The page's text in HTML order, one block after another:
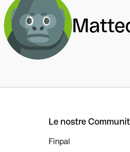
Le nostre
Finpal